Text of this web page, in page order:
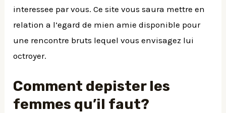
interessee par vous. Ce site vous saura mettre en
relation a l’egard de mien amie disponible pour
une rencontre bruts lequel vous envisagez lui
octroyer.
Comment depister les
femmes qu’il faut?